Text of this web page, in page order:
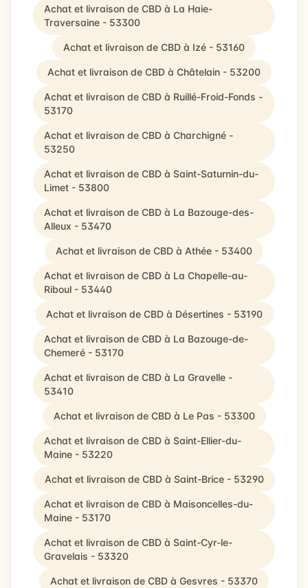
Achat et livraison de CBD à La Haie-
Traversaine - 53300
Achat et livraison de CBD à Izé - 53160
Achat et livraison de CBD à Châtelain - 53200
Achat et livraison de CBD à Ruillé-Froid-Fonds -
53170
Achat et livraison de CBD à Charchigné -
53250
Achat et livraison de CBD à Saint-Saturnin-du-
Limet - 53800
Achat et livraison de CBD à La Bazouge-des-
Alleux - 53470
Achat et livraison de CBD à Athée - 53400
Achat et livraison de CBD à La Chapelle-au-
Riboul - 53440
Achat et livraison de CBD à Désertines - 53190
Achat et livraison de CBD à La Bazouge-de-
Chemeré - 53170
Achat et livraison de CBD à La Gravelle -
53410
Achat et livraison de CBD à Le Pas - 53300
Achat et livraison de CBD à Saint-Ellier-du-
Maine - 53220
Achat et livraison de CBD à Saint-Brice - 53290
Achat et livraison de CBD à Maisoncelles-du-
Maine - 53170
Achat et livraison de CBD à Saint-Cyr-le-
Gravelais - 53320
Achat et livraison de CBD à Gesvres - 53370